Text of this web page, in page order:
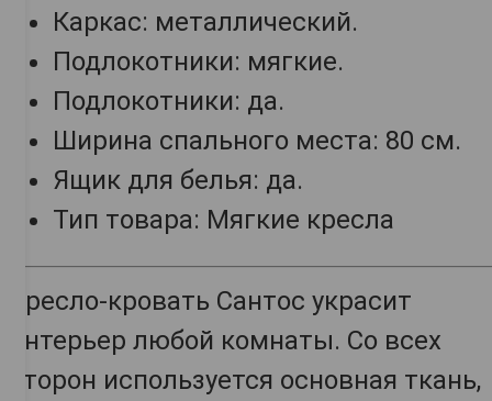
Каркас: металлический.
Подлокотники: мягкие.
Подлокотники: да.
Ширина спального места: 80 см.
Ящик для белья: да.
Тип товара: Мягкие кресла
Кресло-кровать Сантос украсит
интерьер любой комнаты. Со всех
сторон используется основная ткань,